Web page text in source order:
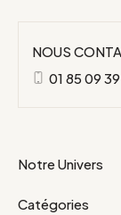
NOUS
01 85 09
Notre Univers
Catégories